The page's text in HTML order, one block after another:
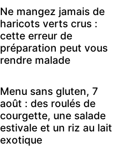
Ne mangez jamais de
haricots verts crus :
cette erreur de
préparation peut vous
rendre malade
Menu sans gluten, 7
août : des roulés de
courgette, une salade
estivale et un riz au lait
exotique